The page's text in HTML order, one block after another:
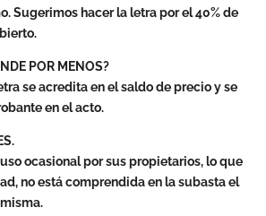
Sugerimos hacer la letra por el 40% de
POR MENOS?
se acredita en el saldo de precio y se
en el acto.
ocasional por sus propietarios, lo que
no está comprendida en la subasta el